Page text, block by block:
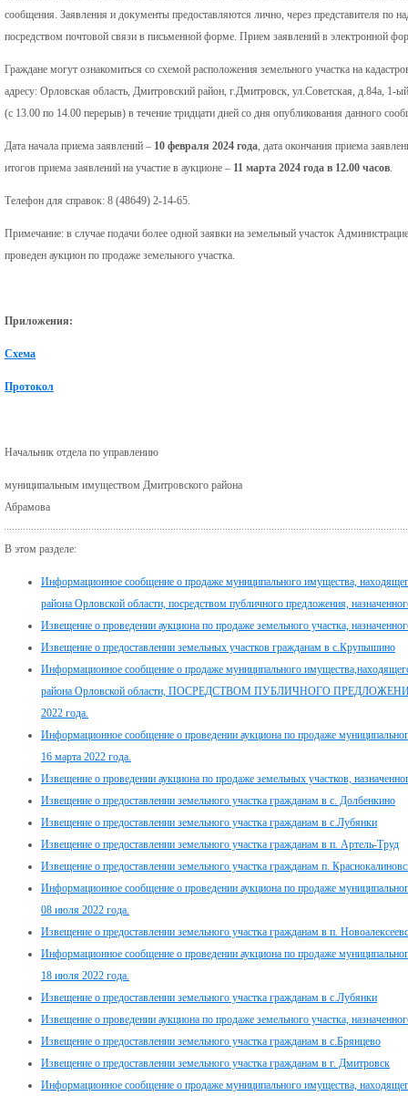
сообщения. Заявления и документы предоставляются лично, через представителя по
посредством почтовой связи в письменной форме. Прием заявлений в электронной
Граждане могут ознакомиться со схемой расположения земельного участка на
адресу: Орловская область, Дмитровский район, г.Дмитровск, ул.Советская, д.84а, 1-
(с 13.00 по 14.00 перерыв) в течение тридцати дней со дня опубликования данного
Дата начала приема заявлений – 10 февраля 2024 года , дата окончания приема
итогов приема заявлений на участие в аукционе – 11 марта 2024 года в 12.00 часов
Телефон для справок: 8 (48649) 2-14-65.
Примечание: в случае подачи более одной заявки на земельный участок
проведен аукцион по продаже земельного участка.
Приложения:
Схема
Протокол
Начальник отдела по управлению
муниципальным имуществом
Абрамова
В этом разделе:
Информационное сообщение о продаже муниципального имущества,
района Орловской области, посредством публичного предложения,
Извещение о проведении аукциона по продаже земельного участка,
Извещение о предоставлении земельных участков гражданам в с.Крупышино
Информационное сообщение о продаже муниципального
района Орловской области, ПОСРЕДСТВОМ ПУБЛИЧНОГО ПРЕДЛОЖЕНИЯ в
2022 года.
Информационное сообщение о проведении аукциона по продаже
16 марта 2022 года.
Извещение о проведении аукциона по продаже земельных участков,
Извещение о предоставлении земельного участка гражданам в с. Долбенкино
Извещение о предоставлении земельного участка гражданам в с.Лубянки
Извещение о предоставлении земельного участка гражданам в п. Артель-Труд
Извещение о предоставлении земельного участка гражданам п.
Информационное сообщение о проведении аукциона по продаже
08 июля 2022 года.
Извещение о предоставлении земельного участка гражданам в п.
Информационное сообщение о проведении аукциона по продаже
18 июля 2022 года.
Извещение о предоставлении земельного участка гражданам в с.Лубянки
Извещение о проведении аукциона по продаже земельного участка,
Извещение о предоставлении земельного участка гражданам в с.Брянцево
Извещение о предоставлении земельного участка гражданам в г. Дмитровск
Информационное сообщение о продаже муниципального имущества,